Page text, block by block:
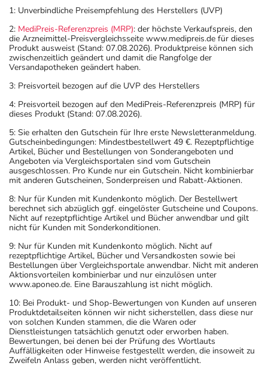
1: Unverbindliche Preisempfehlung des Herstellers (UVP)
2: MediPreis-Referenzpreis (MRP): der höchste Verkaufspreis, den
die Arzneimittel-Preisvergleichsseite www.medipreis.de für dieses
Produkt ausweist (Stand: 07.08.2026). Produktpreise können sich
zwischenzeitlich geändert und damit die Rangfolge der
Versandapotheken geändert haben.
3: Preisvorteil bezogen auf die UVP des Herstellers
4: Preisvorteil bezogen auf den MediPreis-Referenzpreis (MRP) für
dieses Produkt (Stand: 07.08.2026).
5: Sie erhalten den Gutschein für Ihre erste Newsletteranmeldung.
Gutscheinbedingungen: Mindestbestellwert 49 €. Rezeptpflichtige
Artikel, Bücher und Bestellungen von Sonderangeboten und
Angeboten via Vergleichsportalen sind vom Gutschein
ausgeschlossen. Pro Kunde nur ein Gutschein. Nicht kombinierbar
mit anderen Gutscheinen, Sonderpreisen und Rabatt-Aktionen.
8: Nur für Kunden mit Kundenkonto möglich. Der Bestellwert
berechnet sich abzüglich ggf. eingelöster Gutscheine und Coupons.
Nicht auf rezeptpflichtige Artikel und Bücher anwendbar und gilt
nicht für Kunden mit Sonderkonditionen.
9: Nur für Kunden mit Kundenkonto möglich. Nicht auf
rezeptpflichtige Artikel, Bücher und Versandkosten sowie bei
Bestellungen über Vergleichsportale anwendbar. Nicht mit anderen
Aktionsvorteilen kombinierbar und nur einzulösen unter
www.aponeo.de. Eine Barauszahlung ist nicht möglich.
10: Bei Produkt- und Shop-Bewertungen von Kunden auf unseren
Produktdetailseiten können wir nicht sicherstellen, dass diese nur
von solchen Kunden stammen, die die Waren oder
Dienstleistungen tatsächlich genutzt oder erworben haben.
Bewertungen, bei denen bei der Prüfung des Wortlauts
Auffälligkeiten oder Hinweise festgestellt werden, die insoweit zu
Zweifeln Anlass geben, werden nicht veröffentlicht.